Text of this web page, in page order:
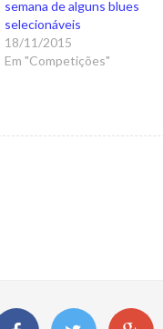
semana de alguns blues
selecionáveis
18/11/2015
Em "Competições"